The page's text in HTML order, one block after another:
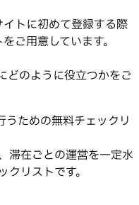
トに初めて登録する際
ご用意しています。
どのように役立つかをご
ための無料チェックリ
滞在ごとの運営を一定水
リストです。